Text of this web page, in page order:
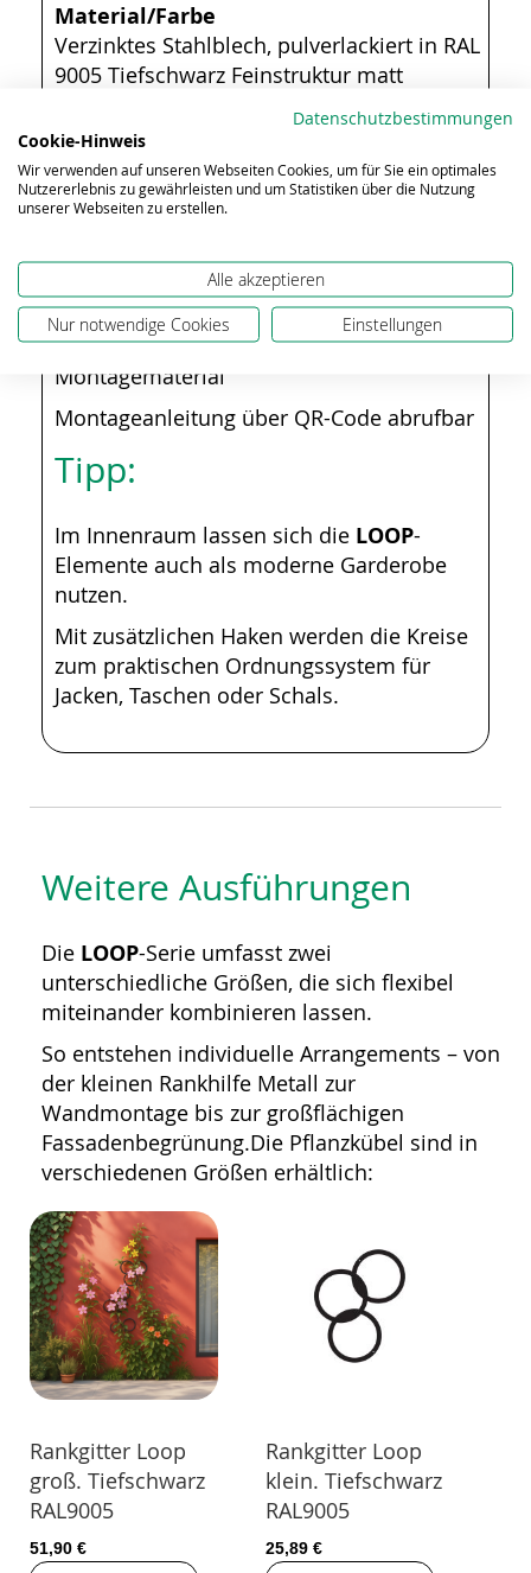
Material/Farbe
Verzinktes Stahlblech, pulverlackiert in RAL
9005 Tiefschwarz Feinstruktur matt
Gesamtmaß: 474 x 747 x 2 mm (BHT)
Materialsstärke: 2 mm
Gewicht:
1,30 kg
Lieferumfang
Montagematerial
Montageanleitung über QR-Code abrufbar
Tipp:
Im Innenraum lassen sich die LOOP-
Elemente auch als moderne Garderobe
nutzen.
Mit zusätzlichen Haken werden die Kreise
zum praktischen Ordnungssystem für
Jacken, Taschen oder Schals.
Weitere Ausführungen
Die LOOP-Serie umfasst zwei
unterschiedliche Größen, die sich flexibel
miteinander kombinieren lassen.
So entstehen individuelle Arrangements – von
der kleinen Rankhilfe Metall zur
Wandmontage bis zur großflächigen
Fassadenbegrünung.Die Pflanzkübel sind in
verschiedenen Größen erhältlich:
Rankgitter Loop
groß. Tiefschwarz
RAL9005
51,90 €
Rankgitter Loop
klein. Tiefschwarz
RAL9005
25,89 €
Datenschutzbestimmungen
Cookie-Hinweis
Wir verwenden auf unseren Webseiten Cookies, um für Sie ein optimales
Nutzererlebnis zu gewährleisten und um Statistiken über die Nutzung
unserer Webseiten zu erstellen.
Alle akzeptieren
Nur notwendige Cookies Einstellungen